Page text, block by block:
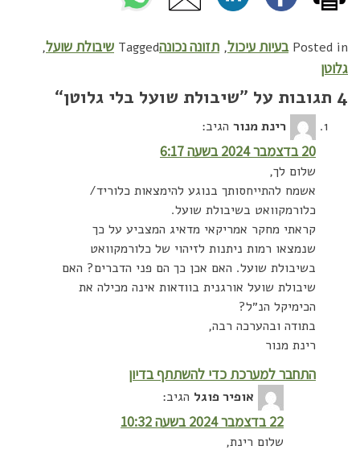
Posted in בעיות עיכול, תזונה נכונהTagged שיבולת שועל,
גלוטן
4 תגובות על ” שיבולת שועל בלי גלוטן“
רינת מנור הגיב:
20 בדצמבר 2024 בשעה 6:17
שלום לך,
אשמח להתייחסותך בנוגע להימצאות כלוריד/
כלורמקוואט בשיבולת שועל.
קראתי מחקר אמריקאי מדאיג המצביע על כך
שנמצאו רמות ניתנות לזיהוי של כלורמקוואט
בשיבולת שועל. האם אכן כך הם פני הדברים? האם
שיבולת שועל אורגנית בוודאות אינה מכילה את
הכימיקל הנ״ל?
בתודה ובהערכה רבה,
רינת מנור
התחבר למערכת כדי להשתתף בדיון
אופיר פוגל הגיב:
22 בדצמבר 2024 בשעה 10:32
שלום רינת,